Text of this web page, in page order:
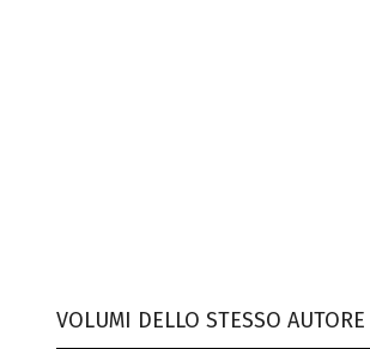
VOLUMI DELLO STESSO AUTORE